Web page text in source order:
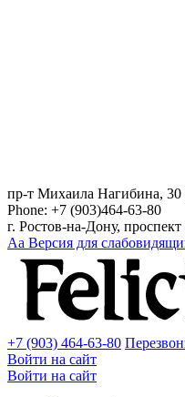
пр-т Михаила Нагибина, 30
Phone: +7 (903)464-63-80
г. Ростов-на-Дону,
Аа Версия для
+7 (903) 464-63-80
Войти на сайт
Войти на сайт